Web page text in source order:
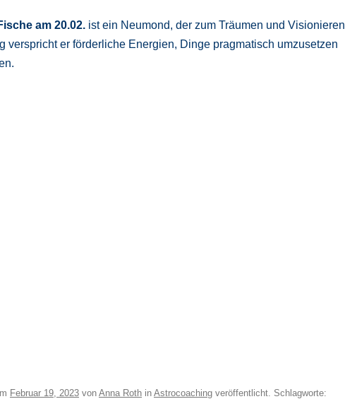
am 20.02. ist ein Neumond, der zum Träumen und Visionieren
verspricht er förderliche Energien, Dinge pragmatisch umzusetzen
Februar 19, 2023 von Anna Roth in Astrocoaching veröffentlicht. Schlagworte: